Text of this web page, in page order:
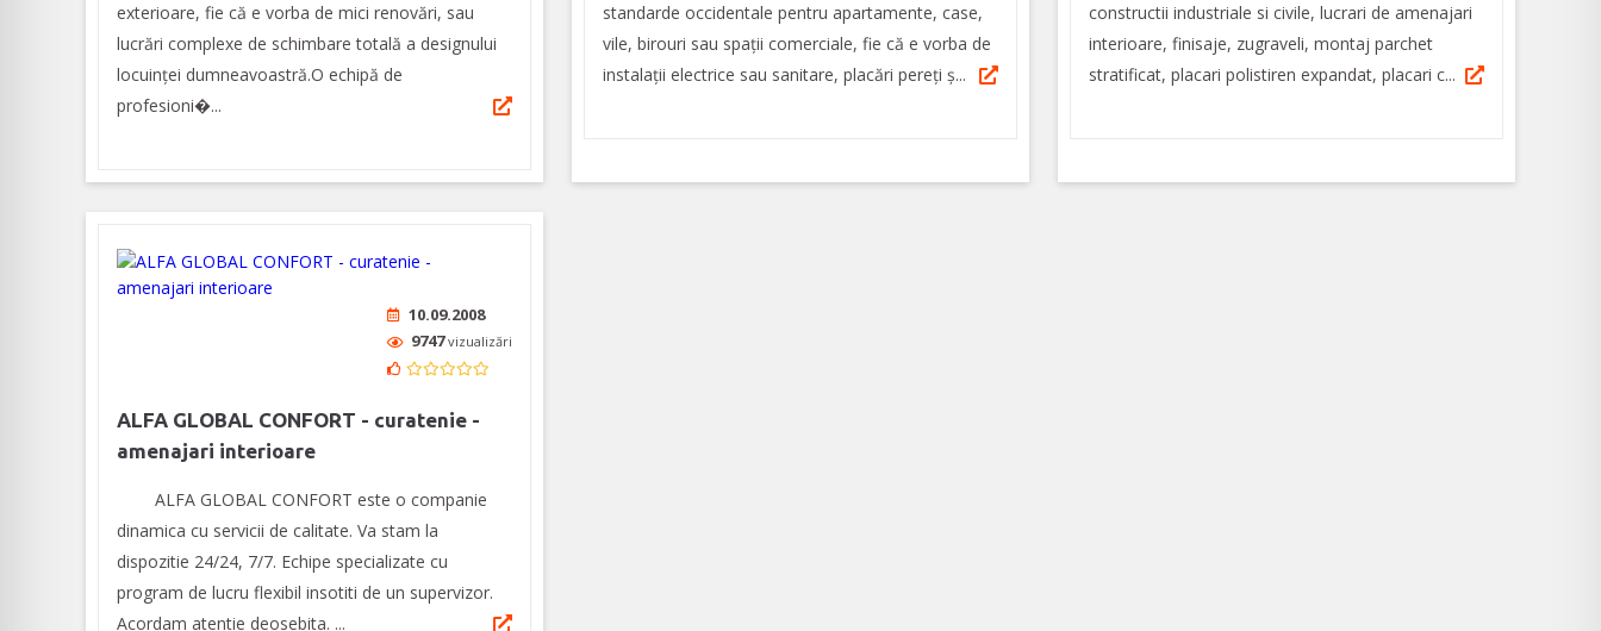
exterioare, fie că e vorba de mici renovări, sau
lucrări complexe de schimbare totală a designului
locuinței dumneavoastră.O echipă de
profesioni�...
standarde occidentale pentru apartamente, case,
vile, birouri sau spații comerciale, fie că e vorba de
instalații electrice sau sanitare, placări pereți ș...
constructii industriale si civile, lucrari de amenajari
interioare, finisaje, zugraveli, montaj parchet
stratificat, placari polistiren expandat, placari c...
10.09.2008
9747vizualizări
ALFA GLOBAL CONFORT - curatenie -
amenajari interioare
ALFA GLOBAL CONFORT este o companie
dinamica cu servicii de calitate. Va stam la
dispozitie 24/24, 7/7. Echipe specializate cu
program de lucru flexibil insotiti de un supervizor.
Acordam atentie deosebita. ...